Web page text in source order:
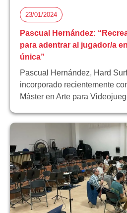
23/01/2024
Pascual Hernández:
para adentrar al jugador/a
única”
Pascual Hernández, Hard
incorporado recientemente
Máster en Arte para